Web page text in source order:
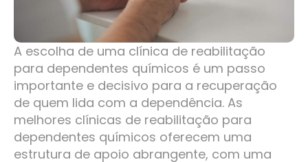
A escolha de uma clínica de reabilitação
para dependentes químicos é um passo
importante e decisivo para a recuperação
de quem lida com a dependência. As
melhores clínicas de reabilitação para
dependentes químicos oferecem uma
estrutura de apoio abrangente, com uma